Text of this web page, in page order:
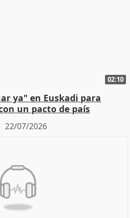
02:10
ya" en Euskadi para
un pacto de país
22/07/2026